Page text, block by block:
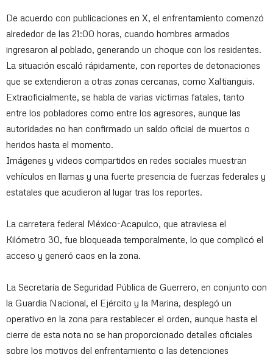
De acuerdo con publicaciones en X, el enfrentamiento comenzó
alrededor de las 21:00 horas, cuando hombres armados
ingresaron al poblado, generando un choque con los residentes.
La situación escaló rápidamente, con reportes de detonaciones
que se extendieron a otras zonas cercanas, como Xaltianguis.
Extraoficialmente, se habla de varias víctimas fatales, tanto
entre los pobladores como entre los agresores, aunque las
autoridades no han confirmado un saldo oficial de muertos o
heridos hasta el momento.
Imágenes y videos compartidos en redes sociales muestran
vehículos en llamas y una fuerte presencia de fuerzas federales y
estatales que acudieron al lugar tras los reportes.
La carretera federal México-Acapulco, que atraviesa el
Kilómetro 30, fue bloqueada temporalmente, lo que complicó el
acceso y generó caos en la zona.
La Secretaría de Seguridad Pública de Guerrero, en conjunto con
la Guardia Nacional, el Ejército y la Marina, desplegó un
operativo en la zona para restablecer el orden, aunque hasta el
cierre de esta nota no se han proporcionado detalles oficiales
sobre los motivos del enfrentamiento o las detenciones